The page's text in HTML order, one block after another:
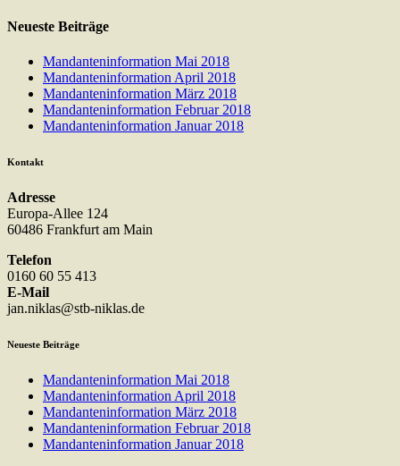
Neueste Beiträge
Mandanteninformation Mai 2018
Mandanteninformation April 2018
Mandanteninformation März 2018
Mandanteninformation Februar 2018
Mandanteninformation Januar 2018
Kontakt
Adresse
Europa-Allee 124
60486 Frankfurt am Main
Telefon
0160 60 55 413
E-Mail
jan.niklas@stb-niklas.de
Neueste Beiträge
Mandanteninformation Mai 2018
Mandanteninformation April 2018
Mandanteninformation März 2018
Mandanteninformation Februar 2018
Mandanteninformation Januar 2018